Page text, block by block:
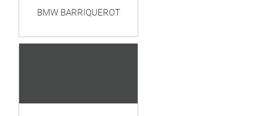
BMW BARRIQUEROT